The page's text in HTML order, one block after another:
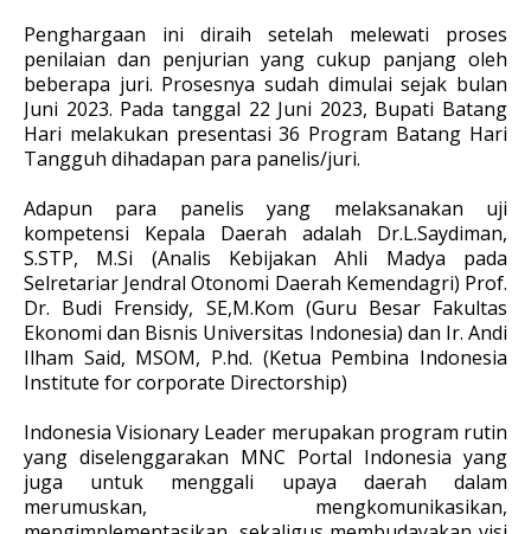
Penghargaan ini diraih setelah melewati proses
penilaian dan penjurian yang cukup panjang oleh
beberapa juri. Prosesnya sudah dimulai sejak bulan
Juni 2023. Pada tanggal 22 Juni 2023, Bupati Batang
Hari melakukan presentasi 36 Program Batang Hari
Tangguh dihadapan para panelis/juri.
Adapun para panelis yang melaksanakan uji
kompetensi Kepala Daerah adalah Dr.L.Saydiman,
S.STP, M.Si (Analis Kebijakan Ahli Madya pada
Selretariar Jendral Otonomi Daerah Kemendagri) Prof.
Dr. Budi Frensidy, SE,M.Kom (Guru Besar Fakultas
Ekonomi dan Bisnis Universitas Indonesia) dan Ir. Andi
Ilham Said, MSOM, P.hd. (Ketua Pembina Indonesia
Institute for corporate Directorship)
Indonesia Visionary Leader merupakan program rutin
yang diselenggarakan MNC Portal Indonesia yang
juga untuk menggali upaya daerah dalam
merumuskan, mengkomunikasikan,